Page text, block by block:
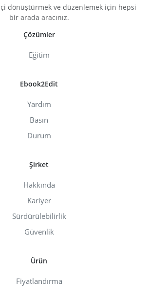
dönüştürmek ve düzenlemek için hepsi
bir arada aracınız.
Çözümler
Eğitim
Ebook2Edit
Yardım
Basın
Durum
Şirket
Hakkında
Kariyer
Sürdürülebilirlik
Güvenlik
Ürün
Fiyatlandırma